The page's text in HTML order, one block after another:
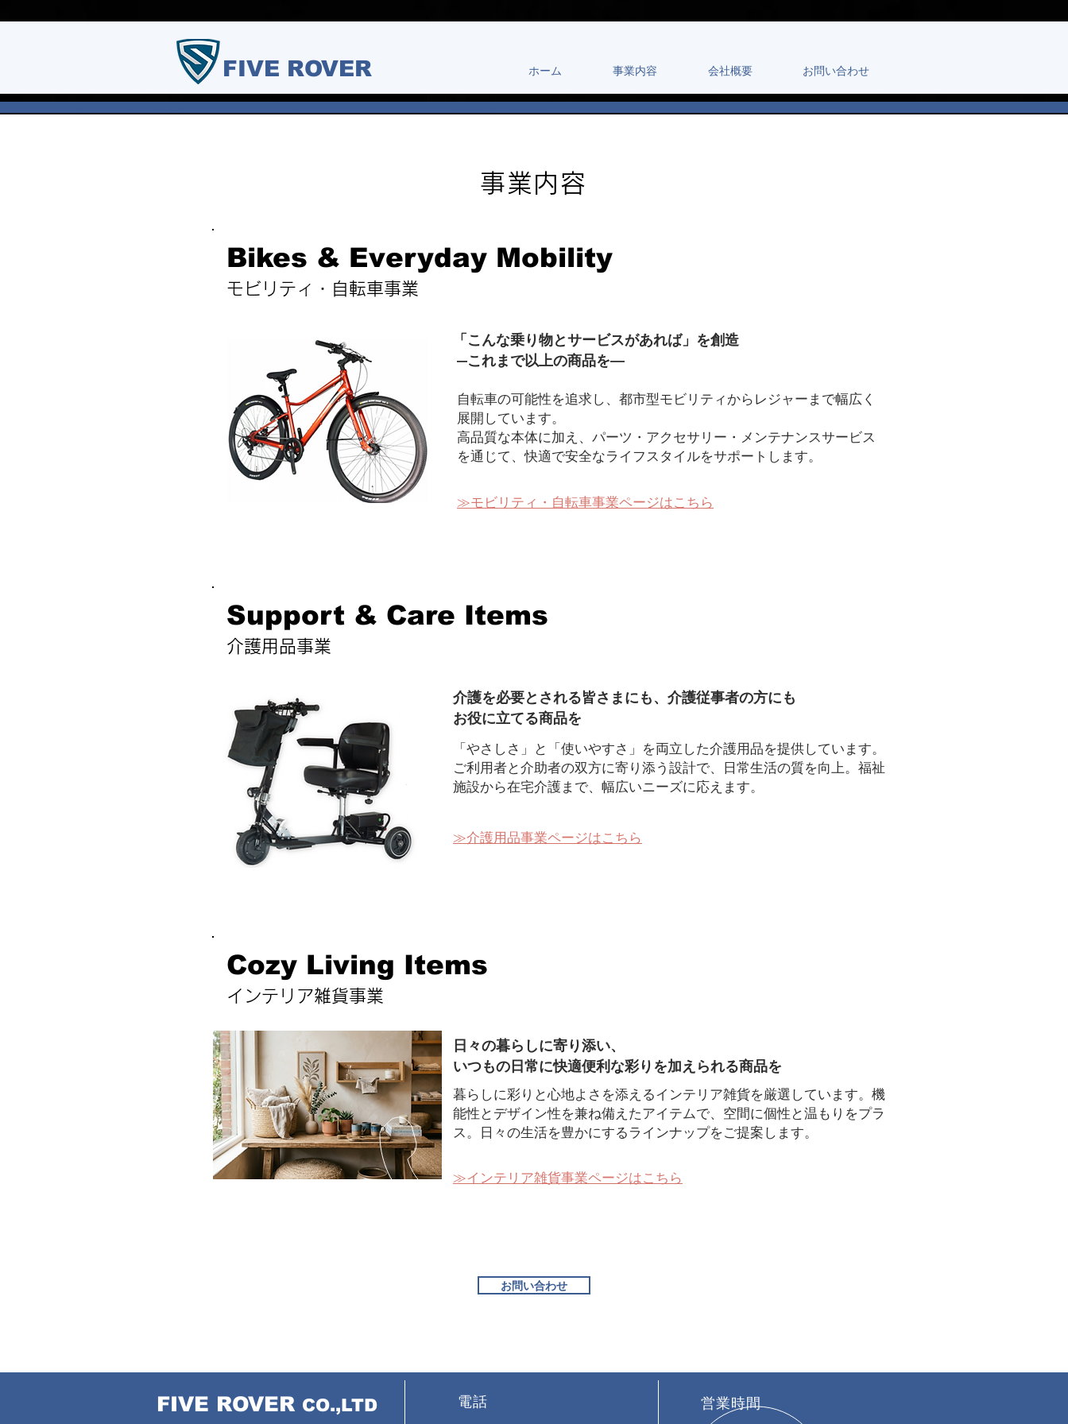
FIVE ROVER​ ホーム 事業内容 会社概要 お問い合わせ
事業内容
Bikes & Everyday Mobility
​モビリティ・自転車事業
「こんな乗り物とサービスがあれば」を創造
―これまで以上の商品を―
自転車の可能性を追求し、都市型モビリティからレジャーまで幅広く
展開しています。
高品質な本体に加え、パーツ・アクセサリー・メンテナンスサービス
を通じて、快適で安全なライフスタイルをサポートします。
​≫モビリティ・自転車事業ページはこちら
Support & Care Items
​介護用品事業
介護を必要とされる皆さまにも、介護従事者の方にも
お役に立てる商品を
「やさしさ」と「使いやすさ」を両立した介護用品を提供しています。
ご利用者と介助者の双方に寄り添う設計で、日常生活の質を向上。福祉
施設から在宅介護まで、幅広いニーズに応えます。
​≫介護用品事業ページはこちら
Cozy Living Items
​インテリア雑貨事業
日々の暮らしに寄り添い、
いつもの日常に快適便利な彩りを加えられる商品を
暮らしに彩りと心地よさを添えるインテリア雑貨を厳選しています。機
能性とデザイン性を兼ね備えたアイテムで、空間に個性と温もりをプラ
ス。日々の生活を豊かにするラインナップをご提案します。
​≫インテリア雑貨事業ページはこちら
お問い合わせ
​FIVE ROVER CO.,LTD 電話 営業時間